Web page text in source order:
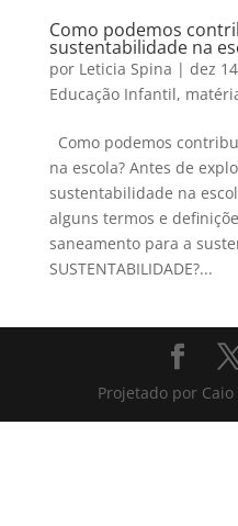
Como podemos
sustentabilidade na
por Leticia Spina | dez
Educação Infantil,
Como podemos
na escola? Antes de
sustentabilidade na
alguns termos e
saneamento para a
SUSTENTABILIDADE?...
Projetado por